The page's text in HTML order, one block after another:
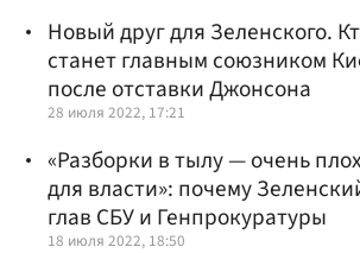
Новый друг для Зеленского.
станет главным союзником
после отставки Джонсона
28 июля 2022, 17:21
«Разборки в тылу — очень
для власти»: почему
глав СБУ и Генпрокуратуры
18 июля 2022, 18:50